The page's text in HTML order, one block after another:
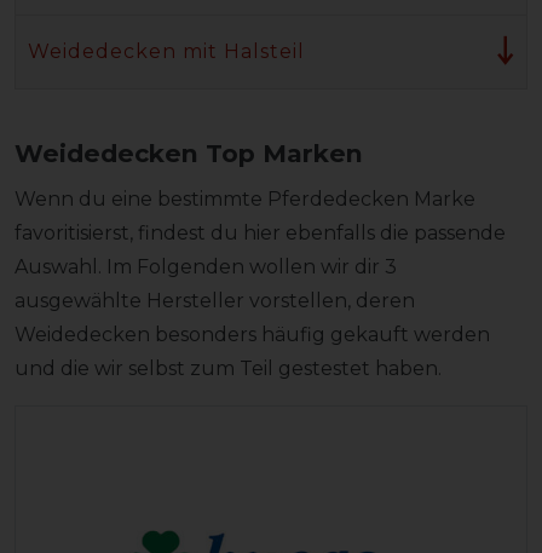
Weidedecken mit Halsteil
Weidedecken Top Marken
Wenn du eine bestimmte Pferdedecken Marke
favoritisierst, findest du hier ebenfalls die passende
Auswahl. Im Folgenden wollen wir dir 3
ausgewählte Hersteller vorstellen, deren
Weidedecken besonders häufig gekauft werden
und die wir selbst zum Teil gestestet haben.